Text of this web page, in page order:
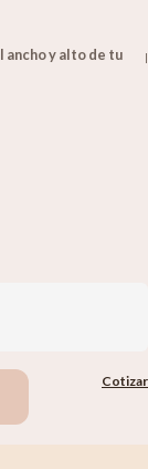
ancho y alto de tu |
Cotizar